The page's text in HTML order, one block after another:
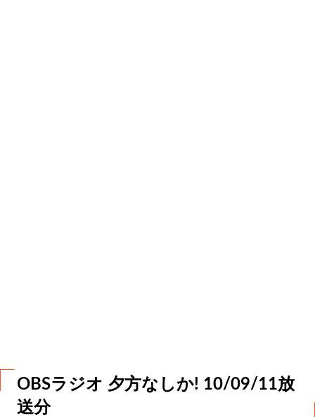
OBSラジオ 夕方なしか! 10/09/11放
送分